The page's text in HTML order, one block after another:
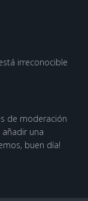
irreconocible
de moderación
una
buen día!